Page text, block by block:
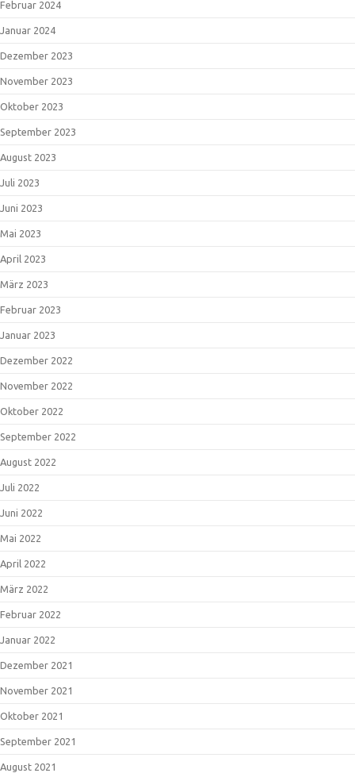
Februar 2024
Januar 2024
Dezember 2023
November 2023
Oktober 2023
September 2023
August 2023
Juli 2023
Juni 2023
Mai 2023
April 2023
März 2023
Februar 2023
Januar 2023
Dezember 2022
November 2022
Oktober 2022
September 2022
August 2022
Juli 2022
Juni 2022
Mai 2022
April 2022
März 2022
Februar 2022
Januar 2022
Dezember 2021
November 2021
Oktober 2021
September 2021
August 2021